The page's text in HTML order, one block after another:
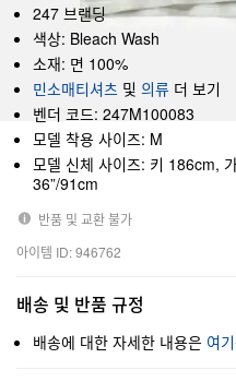
247 브랜딩
색상: Bleach Wash
소재: 면 100%
민소매티셔츠 및 의류 더 보기
벤더 코드: 247M100083
모델 착용 사이즈: M
모델 신체 사이즈: 키 186cm,
36”/91cm
반품 및 교환 불가
아이템 ID: 946762
배송 및 반품 규정
배송에 대한 자세한 내용은 여기